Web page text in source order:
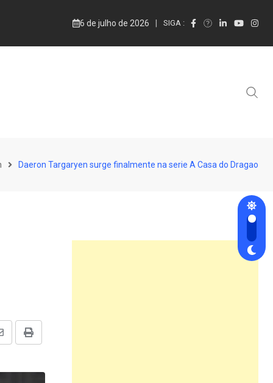
6 de julho de 2026 SIGA :
Daeron Targaryen surge finalmente na serie A Casa do Dragao
Print